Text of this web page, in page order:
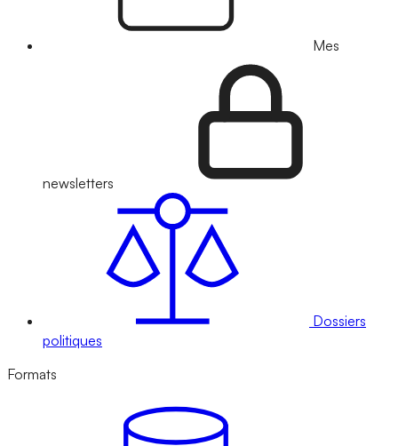
Mes
newsletters
Dossiers
politiques
Formats